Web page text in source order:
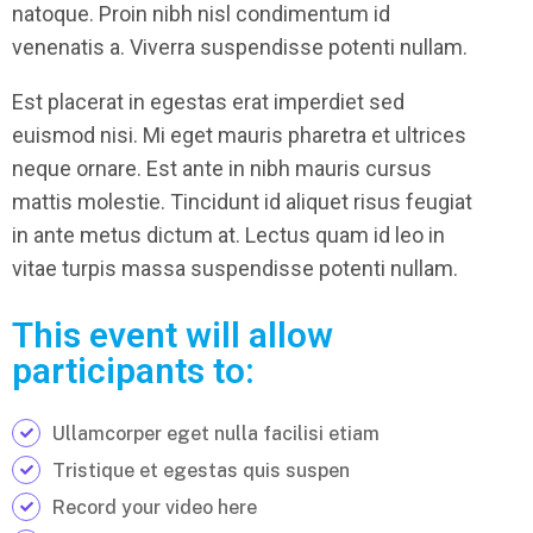
natoque. Proin nibh nisl condimentum id
venenatis a. Viverra suspendisse potenti nullam.
Est placerat in egestas erat imperdiet sed
euismod nisi. Mi eget mauris pharetra et ultrices
neque ornare. Est ante in nibh mauris cursus
mattis molestie. Tincidunt id aliquet risus feugiat
in ante metus dictum at. Lectus quam id leo in
vitae turpis massa suspendisse potenti nullam.
This event will allow
participants to:
Ullamcorper eget nulla facilisi etiam
Tristique et egestas quis suspen
Record your video here